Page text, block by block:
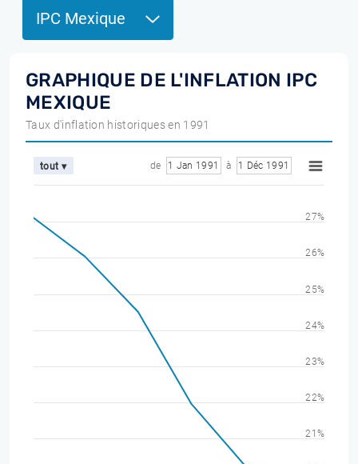
IPC Mexique
GRAPHIQUE DE L'INFLATION IPC
MEXIQUE
Taux d'inflation historiques en 1991
tout ▾ de 1 Jan 1991 à 1 Déc 1991
21%
22%
23%
24%
25%
26%
27%